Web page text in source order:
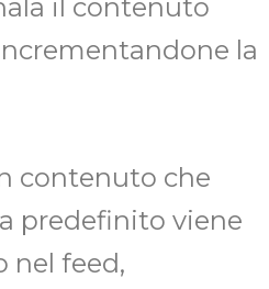
il contenuto
la
contenuto che
predefinito viene
nel feed,